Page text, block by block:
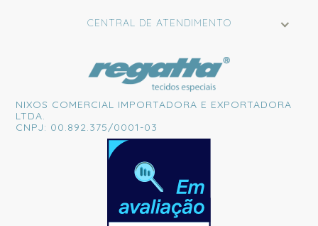
CENTRAL DE ATENDIMENTO
NIXOS COMERCIAL IMPORTADORA E EXPORTADORA
LTDA.
CNPJ: 00.892.375/0001-03